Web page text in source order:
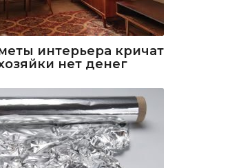
интерьера кричат
нет денег